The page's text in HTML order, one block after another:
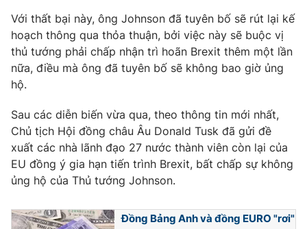
Giải sao mai
Làm đẹp
Chất lượng cuộc sống
Tuyển sinh
Học trực tuyến
Công nghệ
Hitech Công nghệ tương lai
Sản phẩm
Thị trường
Tư vấn
Giao lưu trực tuyến
Lịch phát sóng
Chuyên mục khác
Với thất bại này, ông Johnson đã tuyên bố sẽ rút lại kế
hoạch thông qua thỏa thuận, bởi việc này sẽ buộc vị
thủ tướng phải chấp nhận trì hoãn Brexit thêm một lần
nữa, điều mà ông đã tuyên bố sẽ không bao giờ ủng
hộ.
Sau các diễn biến vừa qua, theo thông tin mới nhất,
Chủ tịch Hội đồng châu Âu Donald Tusk đã gửi đề
xuất các nhà lãnh đạo 27 nước thành viên còn lại của
EU đồng ý gia hạn tiến trình Brexit, bất chấp sự không
ủng hộ của Thủ tướng Johnson.
Đồng Bảng Anh và đồng EURO "rơi"